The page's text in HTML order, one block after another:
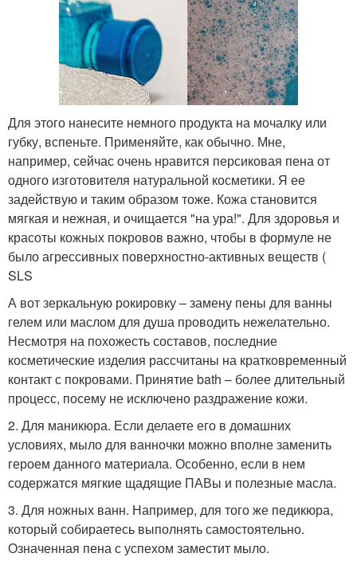
Для этого нанесите немного продукта на мочалку или
губку, вспеньте. Применяйте, как обычно. Мне,
например, сейчас очень нравится персиковая пена от
одного изготовителя натуральной косметики. Я ее
задействую и таким образом тоже. Кожа становится
мягкая и нежная, и очищается "на ура!". Для здоровья и
красоты кожных покровов важно, чтобы в формуле не
было агрессивных поверхностно-активных веществ (
SLS
А вот зеркальную рокировку – замену пены для ванны
гелем или маслом для душа проводить нежелательно.
Несмотря на похожесть составов, последние
косметические изделия рассчитаны на кратковременный
контакт с покровами. Принятие bath – более длительный
процесс, посему не исключено раздражение кожи.
2. Для маникюра. Если делаете его в домашних
условиях, мыло для ванночки можно вполне заменить
героем данного материала. Особенно, если в нем
содержатся мягкие щадящие ПАВы и полезные масла.
3. Для ножных ванн. Например, для того же педикюра,
который собираетесь выполнять самостоятельно.
Означенная пена с успехом заместит мыло.